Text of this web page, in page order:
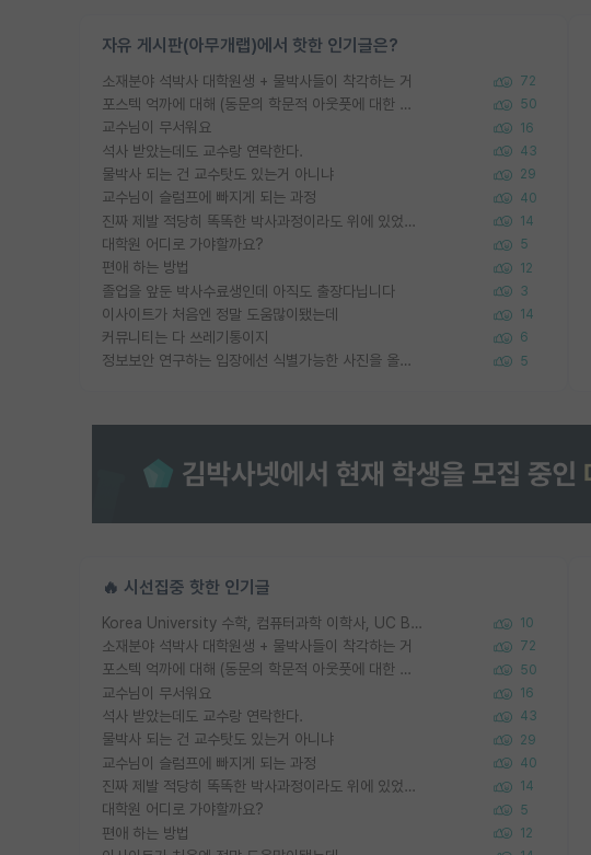
자유 게시판(아무개랩)에서 핫한 인기글은?
소재분야 석박사 대학원생 + 물박사들이 착각하는 거 72
포스텍 억까에 대해 (동문의 학문적 아웃풋에 대한 반박) 50
교수님이 무서워요 16
석사 받았는데도 교수랑 연락한다. 43
물박사 되는 건 교수탓도 있는거 아니냐 29
교수님이 슬럼프에 빠지게 되는 과정 40
진짜 제발 적당히 똑똑한 박사과정이라도 위에 있었으면.. 14
대학원 어디로 가야할까요? 5
편애 하는 방법 12
졸업을 앞둔 박사수료생인데 아직도 출장다닙니다 3
이사이트가 처음엔 정말 도움많이됐는데 14
커뮤니티는 다 쓰레기통이지 6
정보보안 연구하는 입장에선 식별가능한 사진을 올리는건 비추이긴함 5
🔥 시선집중 핫한 인기글
Korea University 수학, 컴퓨터과학 이학사, UC Berkeley 산업공학 대학원 공학박사가 되는 것은 쉽지 않겠죠? 10
소재분야 석박사 대학원생 + 물박사들이 착각하는 거 72
포스텍 억까에 대해 (동문의 학문적 아웃풋에 대한 반박) 50
교수님이 무서워요 16
석사 받았는데도 교수랑 연락한다. 43
물박사 되는 건 교수탓도 있는거 아니냐 29
교수님이 슬럼프에 빠지게 되는 과정 40
진짜 제발 적당히 똑똑한 박사과정이라도 위에 있었으면.. 14
대학원 어디로 가야할까요? 5
편애 하는 방법 12